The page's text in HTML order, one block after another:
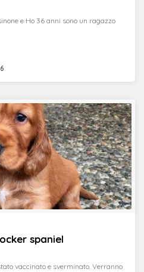
e Ho 36 anni sono un ragazzo
spaniel
vaccinato e sverminato. Verranno